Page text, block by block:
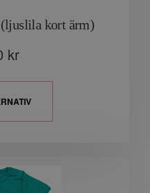
kort ärm)
kr